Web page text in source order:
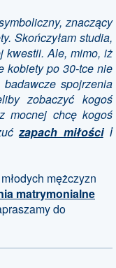
znaczący
Skończyłam studia,
kwestii. Ale, mimo, iż
kobiety po 30-tce nie
spojrzenia
zobaczyć kogoś
mocnej chcę kogoś
zapach miłościi
mężczyzn
matrymonialne
do